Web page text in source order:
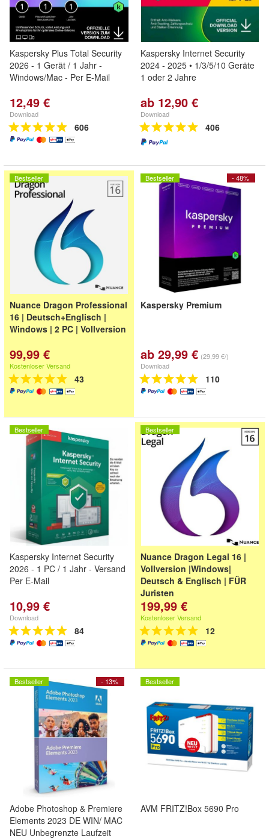
Kaspersky Plus Total Security
2026 - 1 Gerät / 1 Jahr -
Windows/Mac - Per E-Mail
12,49 €
Download
606
Kaspersky Internet Security
2024 - 2025 • 1/3/5/10 Geräte
1 oder 2 Jahre
ab 12,90 €
Download
406
Bestseller
Nuance Dragon Professional
16 | Deutsch+Englisch |
Windows | 2 PC | Vollversion
99,99 €
Kostenloser Versand
43
- 48%
Bestseller
Kaspersky Premium
ab 29,99 € (29,99 €/)
Download
110
Bestseller
Kaspersky Internet Security
2026 - 1 PC / 1 Jahr - Versand
Per E-Mail
10,99 €
Download
84
Bestseller
Nuance Dragon Legal 16 |
Vollversion |Windows|
Deutsch & Englisch | FÜR
Juristen
199,99 €
Kostenloser Versand
12
- 13%
Bestseller
Adobe Photoshop & Premiere
Elements 2023 DE WIN/ MAC
NEU Unbegrenzte Laufzeit
Bestseller
AVM FRITZ!Box 5690 Pro